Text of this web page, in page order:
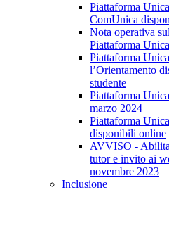
Piattaforma
ComUnica
Nota operativa
Piattaforma
Piattaforma
l’Orientamento
studente
Piattaforma
marzo 2024
Piattaforma
disponibili online
AVVISO -
tutor e invito ai
novembre 2023
Inclusione